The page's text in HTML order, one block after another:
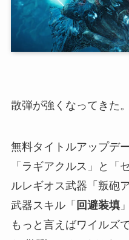
散弾が強くなってきた。
無料タイトルアップデ
「ラギアクルス」と「
ルレギオス武器「叛砲
武器スキル「 回避装填
もっと言えばワイルズ